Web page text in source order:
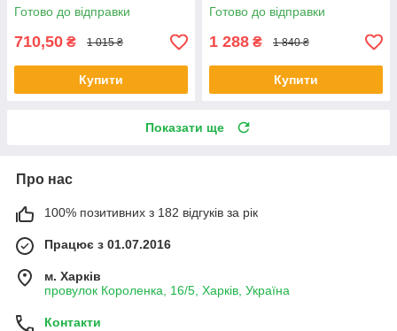
Готово до відправки
710,50 ₴ 1 015 ₴
Купити
Готово до відправки
1 288 ₴ 1 840 ₴
Купити
Показати ще
Про нас
100% позитивних з 182 відгуків за рік
Працює з 01.07.2016
м. Харків
провулок Короленка, 16/5, Харків, Україна
Контакти